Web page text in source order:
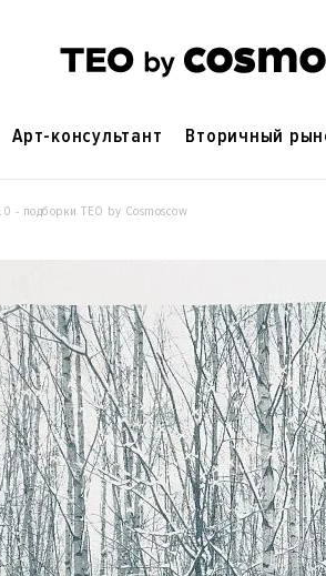
Арт-консультант Вторичный
- подборки ТЕO by Cosmoscow